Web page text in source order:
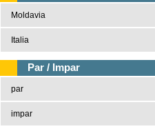
Moldavia
Italia
Par / Impar
par
impar